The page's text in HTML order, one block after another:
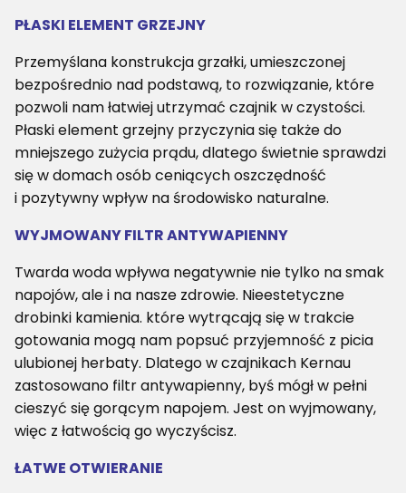
PŁASKI ELEMENT GRZEJNY
Przemyślana konstrukcja grzałki, umieszczonej
bezpośrednio nad podstawą, to rozwiązanie, które
pozwoli nam łatwiej utrzymać czajnik w czystości.
Płaski element grzejny przyczynia się także do
mniejszego zużycia prądu, dlatego świetnie sprawdzi
się w domach osób ceniących oszczędność
i pozytywny wpływ na środowisko naturalne.
WYJMOWANY FILTR ANTYWAPIENNY
Twarda woda wpływa negatywnie nie tylko na smak
napojów, ale i na nasze zdrowie. Nieestetyczne
drobinki kamienia. które wytrącają się w trakcie
gotowania mogą nam popsuć przyjemność z picia
ulubionej herbaty. Dlatego w czajnikach Kernau
zastosowano filtr antywapienny, byś mógł w pełni
cieszyć się gorącym napojem. Jest on wyjmowany,
więc z łatwością go wyczyścisz.
ŁATWE OTWIERANIE